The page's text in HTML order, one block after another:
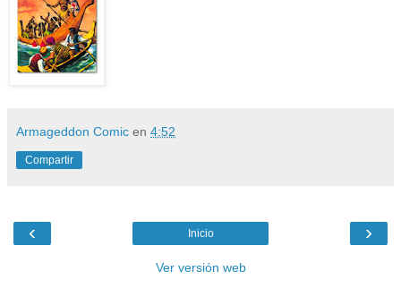
Armageddon Comic en 4:52
Compartir
‹ ›
Inicio
Ver versión web